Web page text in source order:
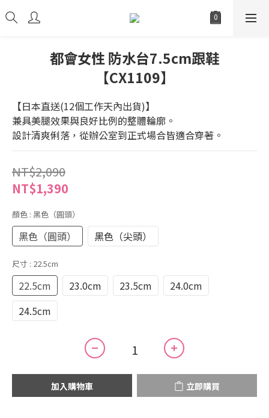
都會女性 防水台7.5cm跟鞋
【CX1109】
【日本直送(12個工作天內出貨)】
兼具美腿效果與良好比例的整體輪廓。
設計清爽俐落，從辦公室到正式場合皆適合穿著。
NT$2,090
NT$1,390
顏色 : 黑色（圓頭）
黑色（圓頭） 黑色（尖頭）
尺寸 : 22.5cm
22.5cm 23.0cm 23.5cm
24.0cm
24.5cm
加入購物車 立即購買